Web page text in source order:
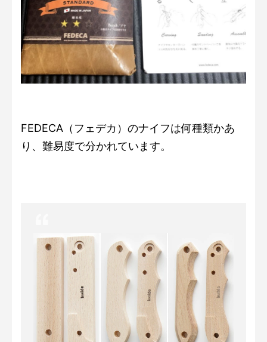
FEDECA（フェデカ）のナイフは何種類かあ
り、難易度で分かれています。